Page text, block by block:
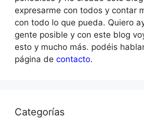
expresarme con todos y contar
con todo lo que pueda. Quiero
gente posible y con este blog
esto y mucho más. podéis
página de contacto.
Categorías